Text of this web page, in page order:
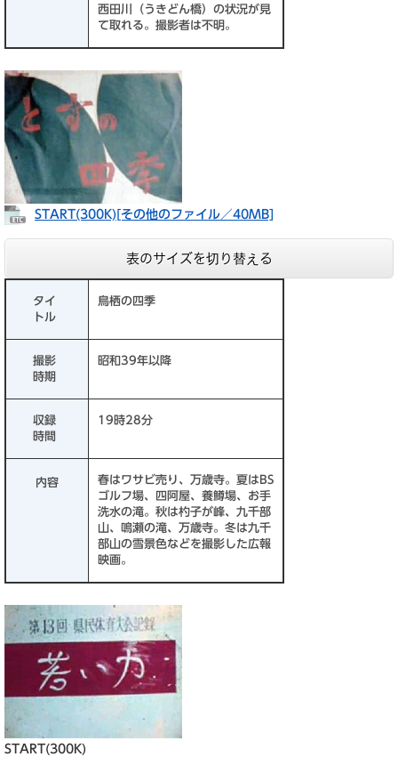
西田川（うきどん橋）の状況が見
て取れる。撮影者は不明。
START(300K)​[その他のファイル／40MB]
表のサイズを切り替える
タイ
トル
鳥栖の四季
撮影
時期
昭和39年以降
収録
時間
19時28分
内容
春はワサビ売り、万歳寺。夏はBS
ゴルフ場、四阿屋、養鱒場、お手
洗水の滝。秋は杓子が峰、九千部
山、鳴瀬の滝、万歳寺。冬は九千
部山の雪景色などを撮影した広報
映画。
START(300K)